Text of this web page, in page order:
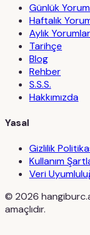
Günlük
Haftalık
Aylık Yorumlar
Tarihçe
Blog
Rehber
S.S.S.
Hakkımızda
Yasal
Gizlilik
Kullanım
Veri
© 2026
amaçlıdır.